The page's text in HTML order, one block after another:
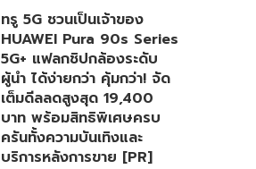
ทรู 5G ชวนเป็นเจ้าของ
HUAWEI Pura 90s Series
5G+ แฟลกชิปกล้องระดับ
ผู้นำ ได้ง่ายกว่า คุ้มกว่า! จัด
เต็มดีลลดสูงสุด 19,400
บาท พร้อมสิทธิพิเศษครบ
ครันทั้งความบันเทิงและ
บริการหลังการขาย [PR]